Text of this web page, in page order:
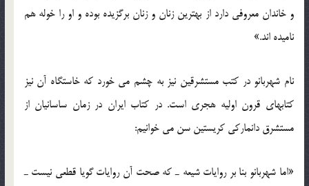
و خاندان معروفی دارد از بهترین زنان و زنان برگزیده بوده و او را خوله هم
نامیده اند.»
نام شهربانو در کتب مستشرقین نیز به چشم می خورد که خاستگاه آن نیز
کتابهای قرون اولیه هجری است. در کتاب ایران در زمان ساسانیان از
مستشرق دانمارکی کریستین سن می خوانیم:
«اما شهربانو بنا بر روایات شیعه ـ که صحت آن روایات گویا قطعی نیست ـ